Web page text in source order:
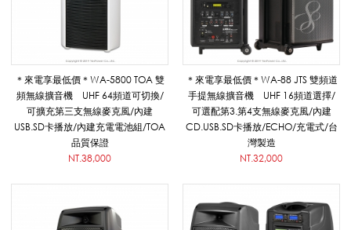
音
＊來電享最低價＊WA-5800 TOA 雙
頻無線擴音機 UHF 64頻道可切換/
可擴充第三支無線麥克風/內建
USB.SD卡播放/內建充電電池組/TOA
品質保證
NT.38,000
＊來電享最低價＊WA-88 JTS 雙頻道
手提無線擴音機 UHF 16頻道選擇/
可選配第3.第4支無線麥克風/內建
CD.USB.SD卡播放/ECHO/充電式/台
灣製造
NT.32,000